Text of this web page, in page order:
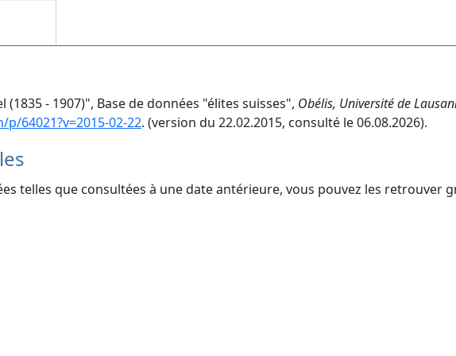
(1835 - 1907)", Base de données "élites suisses", Obélis, Université de
64021?v=2015-02-22. (version du 22.02.2015, consulté le 06.08.2026).
telles que consultées à une date antérieure, vous pouvez les retrouver